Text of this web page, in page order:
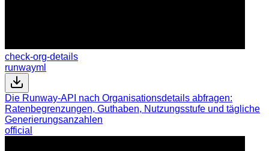
check-org-details
runwayml
Die Runway-API nach Organisationsdetails abfragen:
Ratenbegrenzungen, Guthaben, Nutzungsstufe und tägliche
Generierungsanzahlen
official